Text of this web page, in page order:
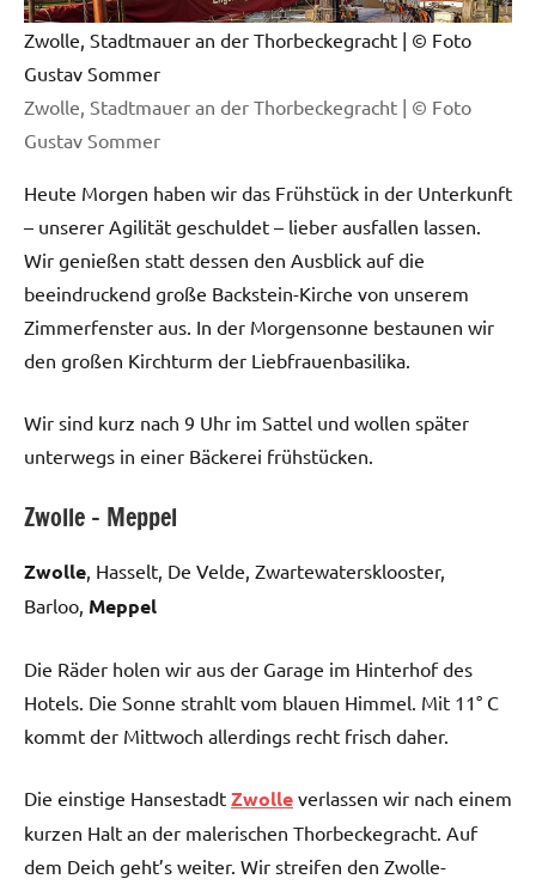
Zwolle, Stadtmauer an der Thorbeckegracht | © Foto
Gustav Sommer
Zwolle, Stadtmauer an der Thorbeckegracht | © Foto
Gustav Sommer
Heute Morgen haben wir das Frühstück in der Unterkunft
– unserer Agilität geschuldet – lieber ausfallen lassen.
Wir genießen statt dessen den Ausblick auf die
beeindruckend große Backstein-Kirche von unserem
Zimmerfenster aus. In der Morgensonne bestaunen wir
den großen Kirchturm der Liebfrauenbasilika.
Wir sind kurz nach 9 Uhr im Sattel und wollen später
unterwegs in einer Bäckerei frühstücken.
Zwolle – Meppel
Zwolle , Hasselt, De Velde, Zwartewatersklooster,
Barloo, Meppel
Die Räder holen wir aus der Garage im Hinterhof des
Hotels. Die Sonne strahlt vom blauen Himmel. Mit 11° C
kommt der Mittwoch allerdings recht frisch daher.
Die einstige Hansestadt Zwolle verlassen wir nach einem
kurzen Halt an der malerischen Thorbeckegracht. Auf
dem Deich geht’s weiter. Wir streifen den Zwolle-